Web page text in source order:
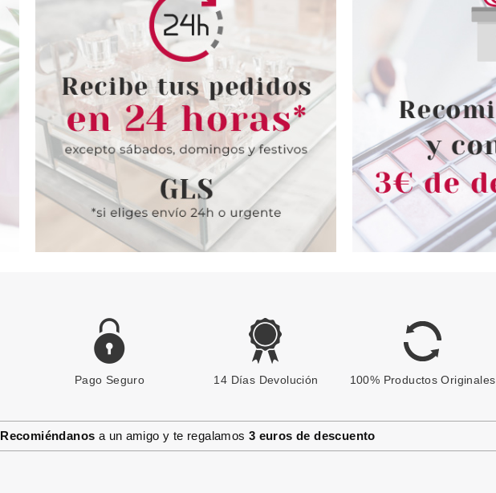
Pago Seguro 14 Días Devolución 100% Productos Originales
Recomiéndanos a un amigo y te regalamos 3 euros de descuento